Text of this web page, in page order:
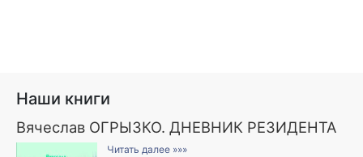
Наши книги
Вячеслав ОГРЫЗКО. ДНЕВНИК РЕЗИДЕНТА
Читать далее »»»